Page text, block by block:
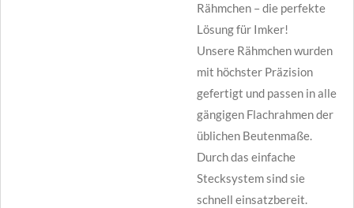
Rähmchen – die perfekte
Lösung für Imker!
Unsere Rähmchen wurden
mit höchster Präzision
gefertigt und passen in alle
gängigen Flachrahmen der
üblichen Beutenmaße.
Durch das einfache
Stecksystem sind sie
schnell einsatzbereit.